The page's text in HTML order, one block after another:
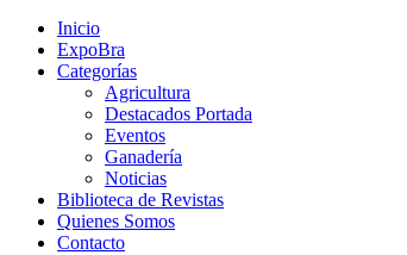
Inicio
ExpoBra
Categorías
Agricultura
Destacados Portada
Eventos
Ganadería
Noticias
Biblioteca de Revistas
Quienes Somos
Contacto